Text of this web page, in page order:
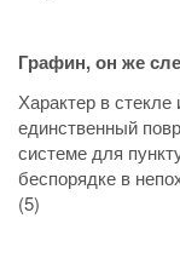
Графин, он же
Характер в стекле
единственный
системе для
беспорядке в
(5)